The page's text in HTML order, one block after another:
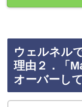
ウェルネル
理由２．「
オーバーし